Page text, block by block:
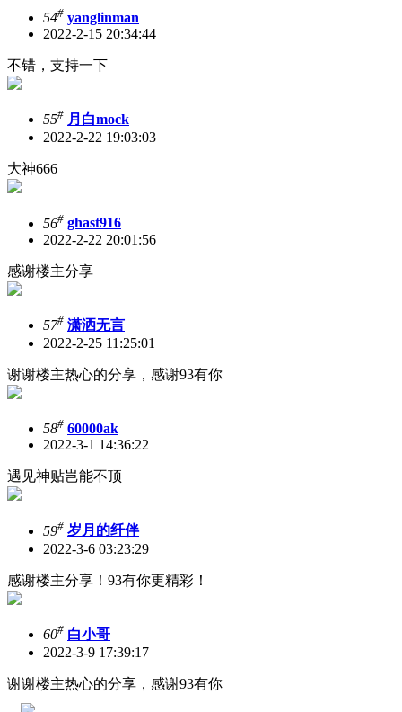
54# yanglinman
2022-2-15 20:34:44
不错，支持一下
55# 月白mock
2022-2-22 19:03:03
大神666
56# ghast916
2022-2-22 20:01:56
感谢楼主分享
57# 潇洒无言
2022-2-25 11:25:01
谢谢楼主热心的分享，感谢93有你
58# 60000ak
2022-3-1 14:36:22
遇见神贴岂能不顶
59# 岁月的纤伴
2022-3-6 03:23:29
感谢楼主分享！93有你更精彩！
60# 白小哥
2022-3-9 17:39:17
谢谢楼主热心的分享，感谢93有你